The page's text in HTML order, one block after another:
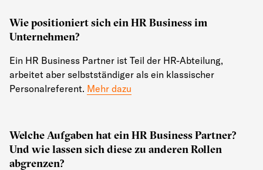
Wie positioniert sich ein HR Business im
Unternehmen?
Ein HR Business Partner ist Teil der HR-Abteilung,
arbeitet aber selbstständiger als ein klassischer
Personalreferent. Mehr dazu
Welche Aufgaben hat ein HR Business Partner?
Und wie lassen sich diese zu anderen Rollen
abgrenzen?